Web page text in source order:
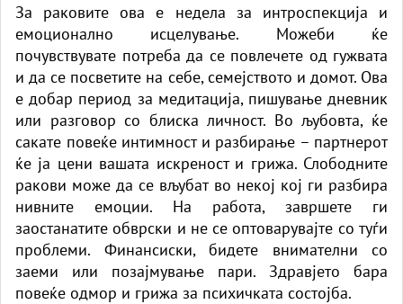
За раковите ова е недела за интроспекција и
емоционално исцелување. Можеби ќе
почувствувате потреба да се повлечете од гужвата
и да се посветите на себе, семејството и домот. Ова
е добар период за медитација, пишување дневник
или разговор со блиска личност. Во љубовта, ќе
сакате повеќе интимност и разбирање – партнерот
ќе ја цени вашата искреност и грижа. Слободните
ракови може да се вљубат во некој кој ги разбира
нивните емоции. На работа, завршете ги
заостанатите обврски и не се оптоварувајте со туѓи
проблеми. Финансиски, бидете внимателни со
заеми или позајмување пари. Здравјето бара
повеќе одмор и грижа за психичката состојба.